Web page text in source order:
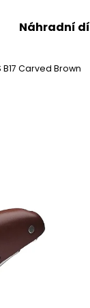
Náhradní
Carved Brown
Co